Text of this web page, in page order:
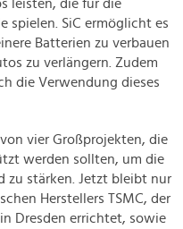
leisten, die für die
spielen. SiC ermöglicht es
Batterien zu verbauen
zu verlängern. Zudem
die Verwendung dieses
vier Großprojekten, die
werden sollten, um die
zu stärken. Jetzt bleibt nur
Herstellers TSMC, der
Dresden errichtet, sowie